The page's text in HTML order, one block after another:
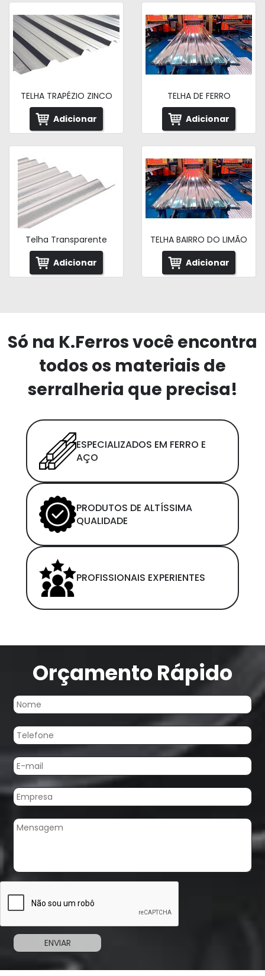
TELHA TRAPÉZIO ZINCO
Adicionar
TELHA DE FERRO
Adicionar
Telha Transparente
Adicionar
TELHA BAIRRO DO LIMÃO
Adicionar
Só na K.Ferros você encontra
todos os materiais de
serralheria que precisa!
ESPECIALIZADOS EM FERRO E
AÇO
PRODUTOS DE ALTÍSSIMA
QUALIDADE
PROFISSIONAIS EXPERIENTES
Orçamento Rápido